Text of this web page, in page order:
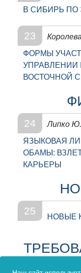
В СИБИРЬ ПО
23
ФОРМЫ
УПРАВЛЕНИИ
ВОСТОЧНОЙ
24
Липко
ЯЗЫКОВАЯ
ОБАМЫ:
КАРЬЕРЫ
25
НОВЫЕ
26